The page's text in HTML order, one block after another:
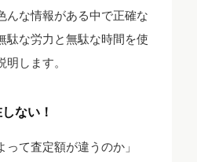
んな情報がある中で正確な
駄な労力と無駄な時間を使
します。
ない！
って査定額が違うのか」